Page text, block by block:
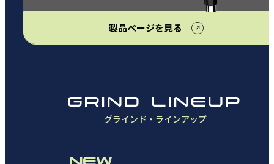
製品ページを見る
GRIND LINEUP
グラインド・ラインアップ